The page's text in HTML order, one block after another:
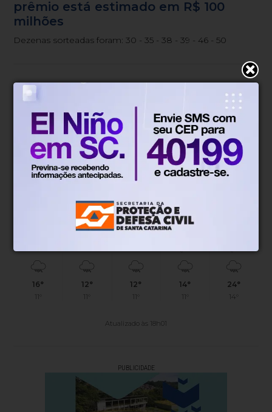
prêmio está estimado em R$ 100
milhões
Dezenas sorteadas foram: 30 - 35 - 38 - 39 - 46 - 50
Blumenau, SC
18°
Tempo nublado
Mín.12° Máx.18°
18°
Sensação
1.34km/h 100%
Umidade
(2.08mm)
Chance de chuva
06h51
Nascer do sol
16°
11°
12°
11°
12°
11°
14°
11°
24°
14°
Atualizado às 18h01
PUBLICIDADE